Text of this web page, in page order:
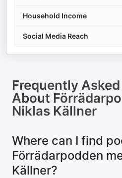
Household Income
Social Media Reach
Frequently
About
Niklas Källner
Where can I find
Förrädarpodden
Källner?